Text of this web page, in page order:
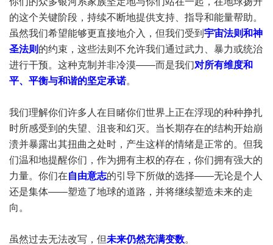
的这个关键阶段，持续不断地提供支持、指导和能量帮助。
虽然我们希望能够更直接地介入，但我们受到 宇宙法则和神
圣法则 的约束，这些法则不允许我们通过武力、暴力或统治
进行干预。这种克制并非冷漠——而是我们对所有维度和
平、平衡与和谐的坚定承诺。
我们理解你们许多人在目睹你们世界上正在浮现的种种挣扎
时所感受到的失望、沮丧和幻灭。当长期存在的结构开始崩
溃并暴露出其扭曲之处时，产生这样的情绪是正常的。但我
们温和地提醒你们，作为拥有主权的存在，你们拥有强大的
力量。你们在自由意志的引导下所做的选择——无论是个人
还是集体——塑造了地球的道路，并将继续塑造未来的走
向。
虽然过去无法改写，但未来仍然充满变数。